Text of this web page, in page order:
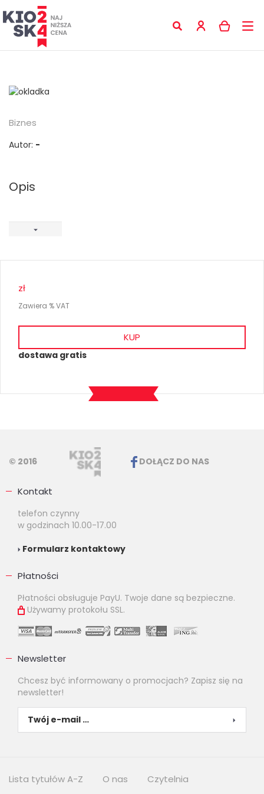
Biznes
Autor: -
Opis
zł
Zawiera % VAT
KUP
dostawa gratis
© 2016 DOŁĄCZ DO NAS
Kontakt
telefon czynny
w godzinach 10.00-17.00
Formularz kontaktowy
Płatności
Płatności obsługuje PayU. Twoje dane są bezpieczne.
Używamy protokołu SSL.
Newsletter
Chcesz być informowany o promocjach? Zapisz się na
newsletter!
Lista tytułów A-Z O nas Czytelnia